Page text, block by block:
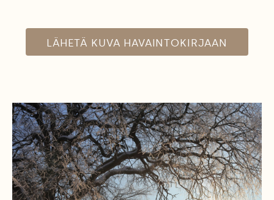
LÄHETÄ KUVA HAVAINTOKIRJAAN